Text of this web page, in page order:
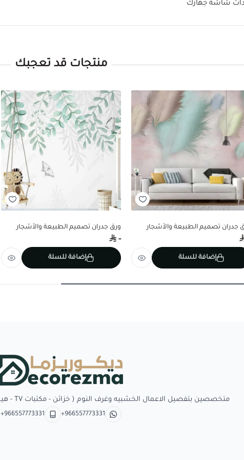
شاشة جهازك
منتجات قد تعجبك
جدران تصميم الطبيعة والأشجار
إضافة للسلة
ورق جدران تصميم الطبيعة والأشجار
-
إضافة للسلة
متخصصين بتفصيل الاعمال الخشبيه وغرف النوم ( خزائن - مكتبات TV - هيدبورد ) توريد منتجات وبدائل الديكور
+966557773331
+966557773331